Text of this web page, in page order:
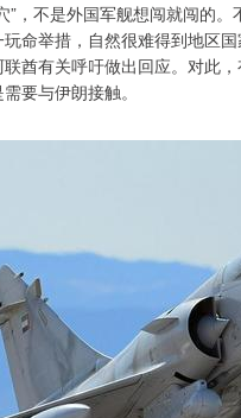
，不是外国军舰想闯就闯的
命举措，自然很难得到地区
酋有关呼吁做出回应。对此
要与伊朗接触。